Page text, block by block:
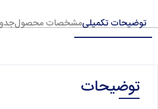
توضیحات تکمیلیمشخصات محصول
توضیحات